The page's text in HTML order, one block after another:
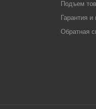
Подъем
Гарантия и
Обратная